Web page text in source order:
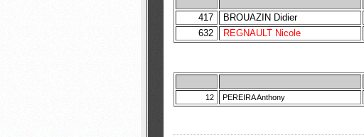
417
BROUAZIN Didier
632
REGNAULT Nicole
12
PEREIRA Anthony